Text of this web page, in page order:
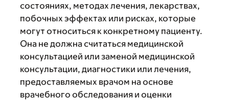
состояниях, методах лечения, лекарствах,
побочных эффектах или рисках, которые
могут относиться к конкретному пациенту.
Она не должна считаться медицинской
консультацией или заменой медицинской
консультации, диагностики или лечения,
предоставляемых врачом на основе
врачебного обследования и оценки